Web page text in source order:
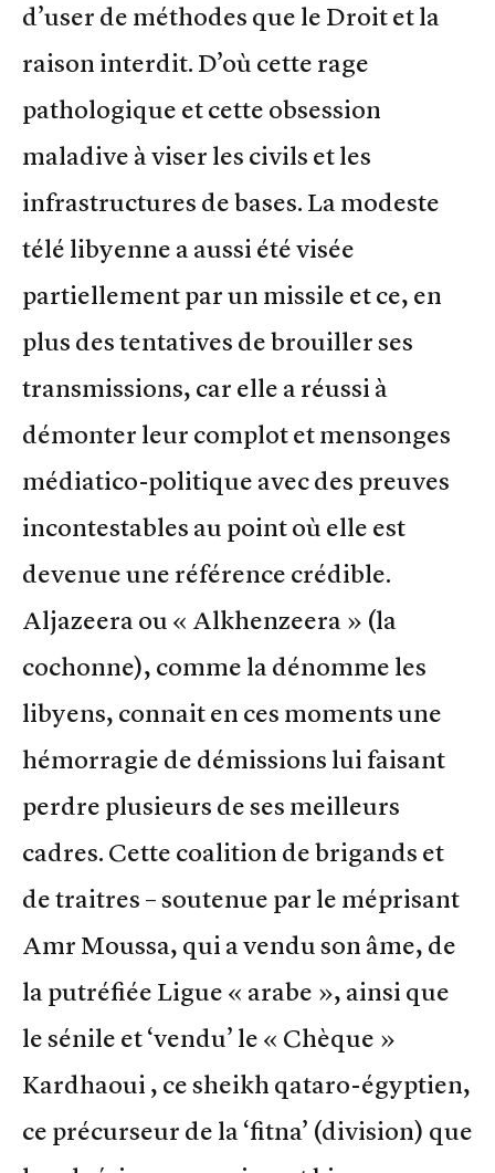
d’user de méthodes que le Droit et la
raison interdit. D’où cette rage
pathologique et cette obsession
maladive à viser les civils et les
infrastructures de bases. La modeste
télé libyenne a aussi été visée
partiellement par un missile et ce, en
plus des tentatives de brouiller ses
transmissions, car elle a réussi à
démonter leur complot et mensonges
médiatico-politique avec des preuves
incontestables au point où elle est
devenue une référence crédible.
Aljazeera ou « Alkhenzeera » (la
cochonne), comme la dénomme les
libyens, connait en ces moments une
hémorragie de démissions lui faisant
perdre plusieurs de ses meilleurs
cadres. Cette coalition de brigands et
de traitres – soutenue par le méprisant
Amr Moussa, qui a vendu son âme, de
la putréfiée Ligue « arabe », ainsi que
le sénile et ‘vendu’ le « Chèque »
Kardhaoui , ce sheikh qataro-égyptien,
ce précurseur de la ‘fitna’ (division) que